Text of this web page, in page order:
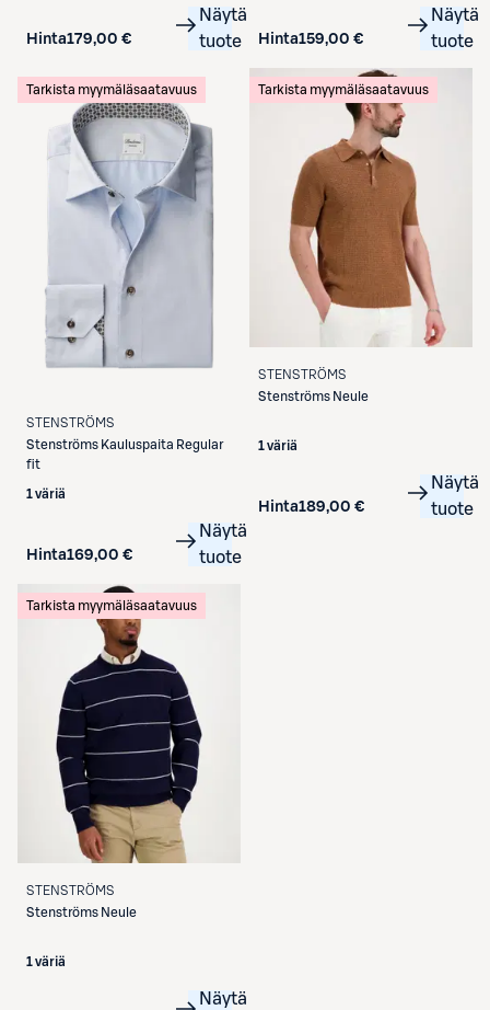
Hinta179,00 €
Näytä
tuote
Hinta159,00 €
Näytä
tuote
Tarkista myymäläsaatavuus
STENSTRÖMS
Stenströms Kauluspaita Regular
fit
1 väriä
Hinta169,00 €
Näytä
tuote
Tarkista myymäläsaatavuus
STENSTRÖMS
Stenströms Neule
1 väriä
Hinta189,00 €
Näytä
tuote
Tarkista myymäläsaatavuus
STENSTRÖMS
Stenströms Neule
1 väriä
Näytä